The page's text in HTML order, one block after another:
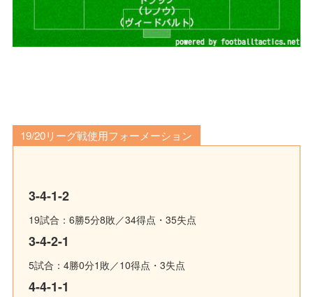
19/20リーグ戦使用フォーメーション
3-4-1-2
19試合：6勝5分8敗／34得点・35失点
3-4-2-1
5試合：4勝0分1敗／10得点・3失点
4-4-1-1